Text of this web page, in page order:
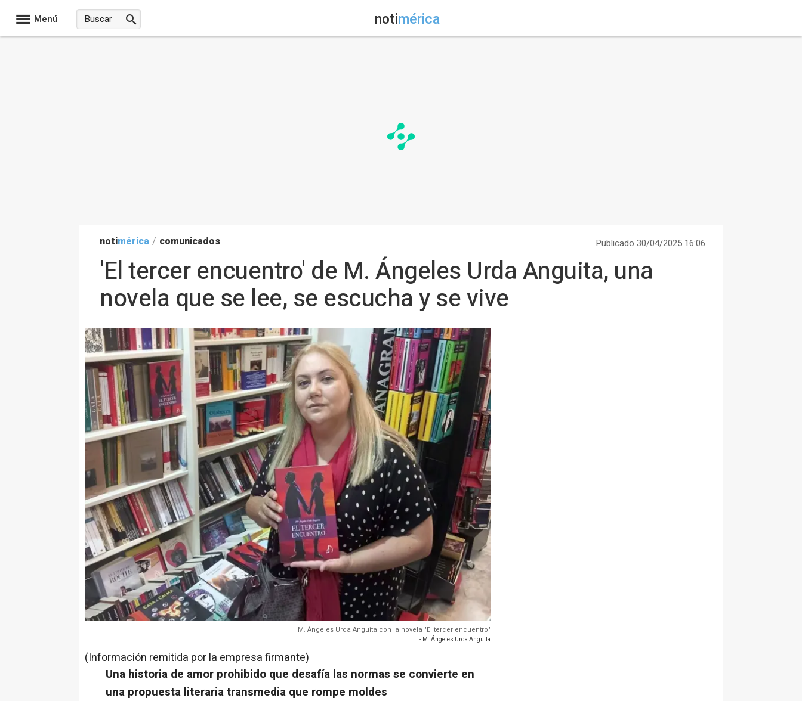
Menú notimérica
notimérica / comunicados Publicado 30/04/2025 16:06
'El tercer encuentro' de M. Ángeles Urda Anguita, una
novela que se lee, se escucha y se vive
M. Ángeles Urda Anguita con la novela "El tercer encuentro"
- M. Ángeles Urda Anguita
(Información remitida por la empresa firmante)
Una historia de amor prohibido que desafía las normas se convierte en
una propuesta literaria transmedia que rompe moldes